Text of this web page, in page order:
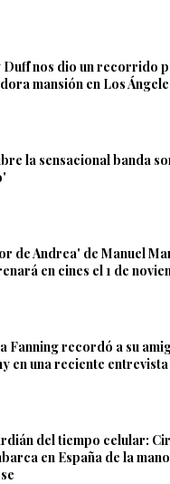
nos dio un recorrido
mansión en Los
la sensacional banda
de Andrea' de Manuel
en cines el 1 de
Fanning recordó a su
en una reciente entrevista
del tiempo celular:
en España de la